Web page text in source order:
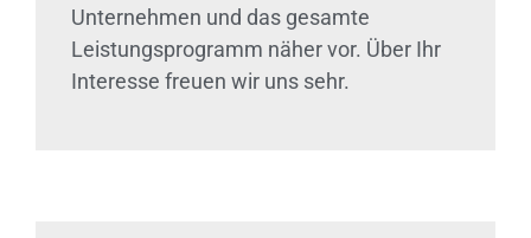
Unternehmen und das gesamte
Leistungsprogramm näher vor. Über Ihr
Interesse freuen wir uns sehr.